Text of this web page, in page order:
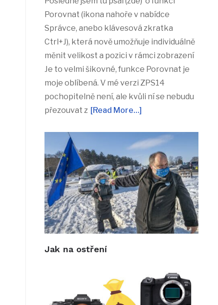
Porovnat (ikona nahoře v nabídce
Správce, anebo klávesová zkratka
Ctrl+J), která nově umožňuje individuálně
měnit velikost a pozici v rámci zobrazení
Je to velmi šikovné, funkce Porovnat je
moje oblíbená. V mé verzi ZPS14
pochopitelně není, ale kvůli ní se nebudu
přezouvat z [Read More…]
Jak na ostření